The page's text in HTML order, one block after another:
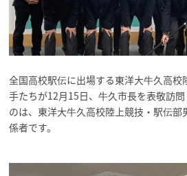
全国高校駅伝に出場する東洋大牛久高
手たちが12月15日、牛久市長を表敬訪
のは、東洋大牛久高校陸上競技・駅伝部
係者です。